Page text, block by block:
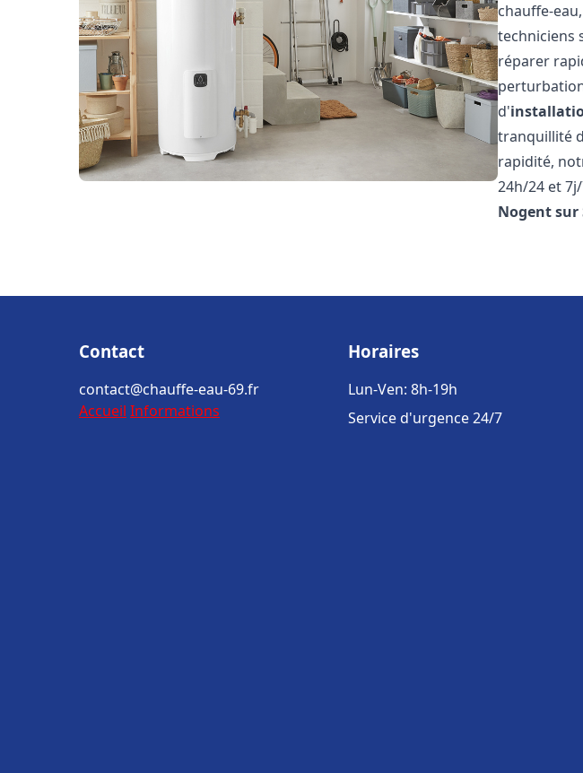
chauffe-
techniciens
réparer
d'
tranquillité
rapidité,
24h/24 et
Nogent sur
Contact
contact@chauffe-eau-69.fr
Accueil Informations
Horaires
Lun-Ven: 8h-19h
Service d'urgence 24/7